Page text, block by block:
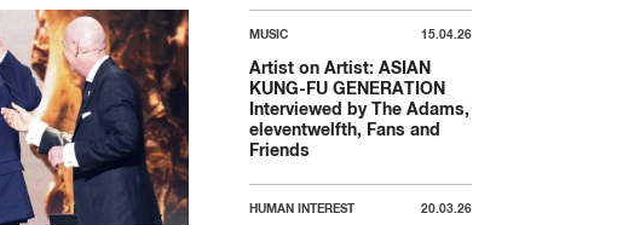
MUSIC 15.04.26
Artist on Artist: ASIAN
KUNG-FU GENERATION
Interviewed by The Adams,
eleventwelfth, Fans and
Friends
HUMAN INTEREST 20.03.26